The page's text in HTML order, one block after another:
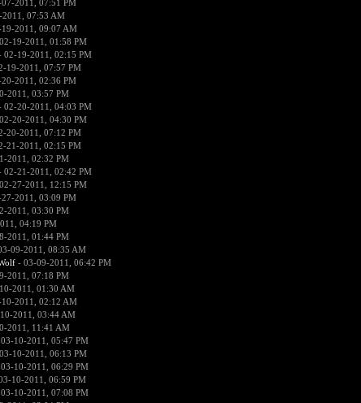
2011, 07:51 PM
07:53 AM
2011, 09:07 AM
19-2011, 01:58 PM
02-19-2011, 02:15 PM
19-2011, 07:57 PM
2011, 02:36 PM
2011, 03:57 PM
02-20-2011, 04:03 PM
20-2011, 04:30 PM
20-2011, 07:12 PM
21-2011, 02:15 PM
2011, 02:32 PM
02-21-2011, 02:42 PM
27-2011, 12:15 PM
2011, 03:09 PM
2011, 03:30 PM
04:19 PM
2011, 01:44 PM
09-2011, 08:35 AM
- 03-09-2011, 06:42 PM
2011, 07:18 PM
2011, 01:30 AM
2011, 02:12 AM
2011, 03:44 AM
2011, 11:41 AM
10-2011, 05:47 PM
10-2011, 06:13 PM
10-2011, 06:29 PM
10-2011, 06:59 PM
10-2011, 07:08 PM